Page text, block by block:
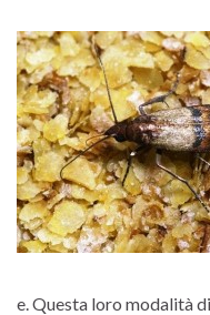
e. Questa loro modalità